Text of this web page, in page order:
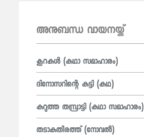
അനുബന്ധ വായനയ്ക്ക്
കൂറകൾ (കഥാ സമാഹാരം)
ദിനോസറിന്റെ കുട്ടി (കഥ)
കറുത്ത തമ്പ്രാട്ടി (കഥാ സമാഹാരം)
തടാകതീരത്ത് (നോവല്‍)